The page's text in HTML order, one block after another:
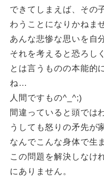
できてしまえば、その
わうことになりかねま
あんな悲惨な思いを自
それを考えると恐ろし
とは言うものの本能的
ね…
人間ですもの^_^;)
間違っていると頭では
うしても怒りの矛先が
なんでこんな身体で生
この問題を解決しなけ
にありません。